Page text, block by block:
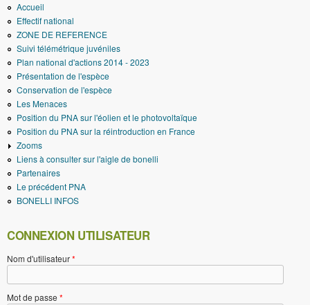
Accueil
Effectif national
ZONE DE REFERENCE
Suivi télémétrique juvéniles
Plan national d'actions 2014 - 2023
Présentation de l'espèce
Conservation de l'espèce
Les Menaces
Position du PNA sur l'éolien et le photovoltaïque
Position du PNA sur la réintroduction en France
Zooms
Liens à consulter sur l'aigle de bonelli
Partenaires
Le précédent PNA
BONELLI INFOS
CONNEXION UTILISATEUR
Nom d'utilisateur*
Mot de passe *